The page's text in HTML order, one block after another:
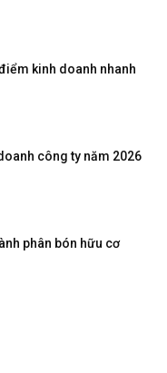
kinh doanh nhanh
công ty năm 2026
phân bón hữu cơ